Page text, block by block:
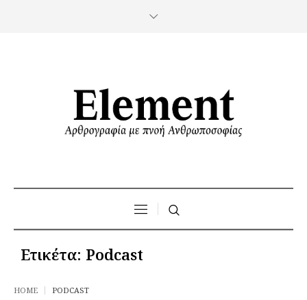
Ετικέτα: Podcast
HOME PODCAST